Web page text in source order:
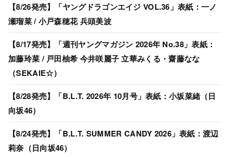
【8/26発売】「ヤングドラゴンエイジ VOL.36」表紙：一ノ
瀬瑠菜 / 小戸森穂花 兵頭美波
【8/17発売】「週刊ヤングマガジン 2026年 No.38」表紙：
加藤玲菜 / 戸田柚希 今井咲麗子 立華みくる・齋藤なな
（SEKAIE☆）
【8/28発売】「B.L.T. 2026年 10月号」表紙：小坂菜緒（日
向坂46）
【8/24発売】「B.L.T. SUMMER CANDY 2026」表紙：渡辺
莉奈（日向坂46）